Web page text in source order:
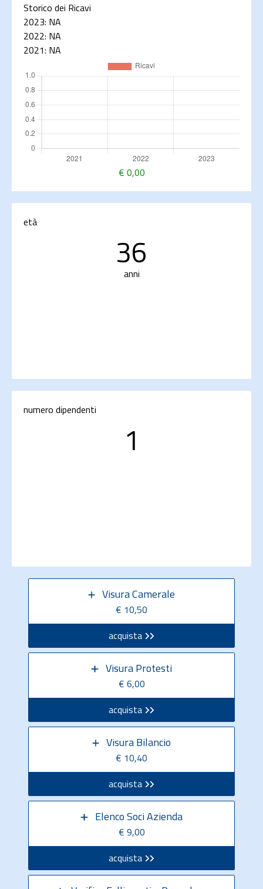
Storico dei Ricavi
2023: NA
2022: NA
2021: NA
€ 0,00
età
36
anni
numero dipendenti
1
Visura Camerale
€ 10,50
acquista
Visura Protesti
€ 6,00
acquista
Visura Bilancio
€ 10,40
acquista
Elenco Soci Azienda
€ 9,00
acquista